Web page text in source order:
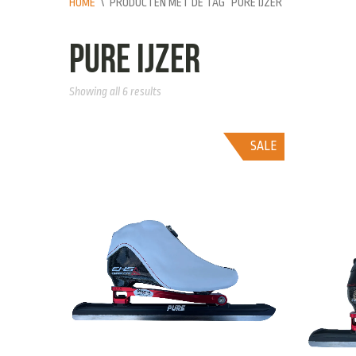
HOME \ PRODUCTEN MET DE TAG “PURE IJZER”
pure ijzer
Showing all 6 results
SALE